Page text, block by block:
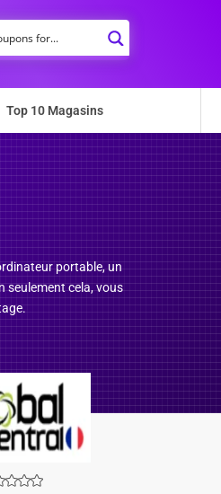
Top 10 Magasins
portable, un
seulement cela, vous